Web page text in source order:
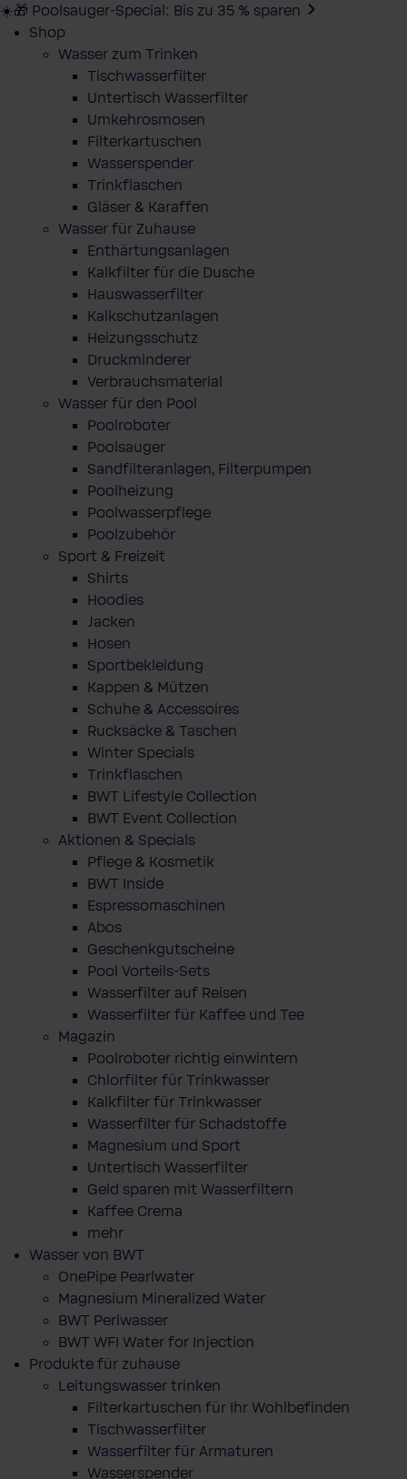
☀️🎁 Poolsauger-Special: Bis zu 35 % sparen
Shop
Wasser zum Trinken
Tischwasserfilter
Untertisch Wasserfilter
Umkehrosmosen
Filterkartuschen
Wasserspender
Trinkflaschen
Gläser & Karaffen
Wasser für Zuhause
Enthärtungsanlagen
Kalkfilter für die Dusche
Hauswasserfilter
Kalkschutzanlagen
Heizungsschutz
Druckminderer
Verbrauchsmaterial
Wasser für den Pool
Poolroboter
Poolsauger
Sandfilteranlagen, Filterpumpen
Poolheizung
Poolwasserpflege
Poolzubehör
Sport & Freizeit
Shirts
Hoodies
Jacken
Hosen
Sportbekleidung
Kappen & Mützen
Schuhe & Accessoires
Rucksäcke & Taschen
Winter Specials
Trinkflaschen
BWT Lifestyle Collection
BWT Event Collection
Aktionen & Specials
Pflege & Kosmetik
BWT Inside
Espressomaschinen
Abos
Geschenkgutscheine
Pool Vorteils-Sets
Wasserfilter auf Reisen
Wasserfilter für Kaffee und Tee
Magazin
Poolroboter richtig einwintern
Chlorfilter für Trinkwasser
Kalkfilter für Trinkwasser
Wasserfilter für Schadstoffe
Magnesium und Sport
Untertisch Wasserfilter
Geld sparen mit Wasserfiltern
Kaffee Crema
mehr
Wasser von BWT
OnePipe Pearlwater
Magnesium Mineralized Water
BWT Perlwasser
BWT WFI Water for Injection
Produkte für zuhause
Leitungswasser trinken
Filterkartuschen für Ihr Wohlbefinden
Tischwasserfilter
Wasserfilter für Armaturen
Wasserspender